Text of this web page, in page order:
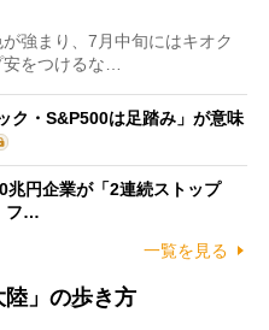
強まり、7月中旬にはキオク
をつけるな…
ク・S&P500は足踏み」が意味
兆円企業が「2連続ストップ
フ…
一覧を見る
」の歩き方